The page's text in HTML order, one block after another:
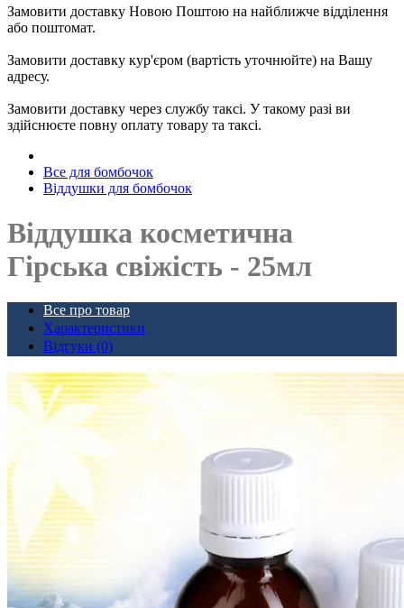
Замовити доставку Новою Поштою на найближче відділення
або поштомат.
Замовити доставку кур'єром (вартість уточнюйте) на Вашу
адресу.
Замовити доставку через службу таксі. У такому разі ви
здійснюєте повну оплату товару та таксі.
Все для бомбочок
Віддушки для бомбочок
Віддушка косметична
Гірська свіжість - 25мл
Все про товар
Характеристики
Відгуки (0)